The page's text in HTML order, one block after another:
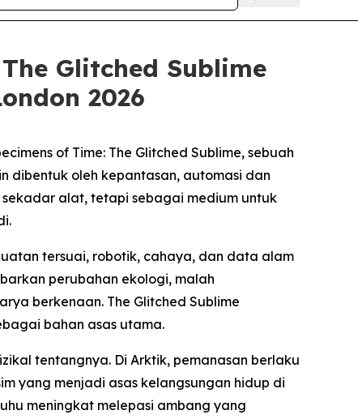
Glitched Sublime
2026
of Time: The Glitched Sublime, sebuah
dibentuk oleh kepantasan, automasi dan
alat, tetapi sebagai medium untuk
tersuai, robotik, cahaya, dan data alam
perubahan ekologi, malah
berkenaan. The Glitched Sublime
bahan asas utama.
tentangnya. Di Arktik, pemanasan berlaku
yang menjadi asas kelangsungan hidup di
meningkat melepasi ambang yang